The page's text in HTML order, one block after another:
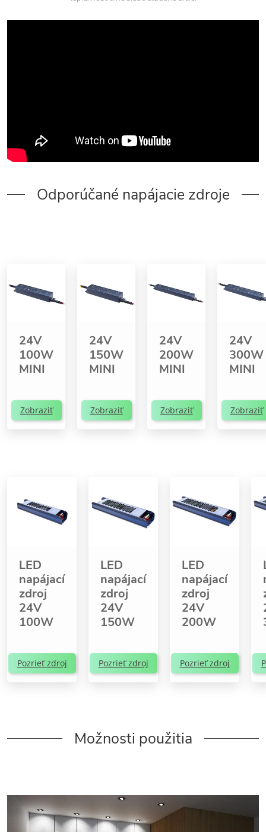
Odporúčané napájacie zdroje
24V
100W
MINI
Zobraziť
24V
150W
MINI
Zobraziť
24V
200W
MINI
Zobraziť
24V
300W
MINI
Zobraziť
LED
napájací
zdroj
24V
100W
Pozrieť zdroj
LED
napájací
zdroj
24V
150W
Pozrieť zdroj
LED
napájací
zdroj
24V
200W
Pozrieť zdroj
Možnosti použitia